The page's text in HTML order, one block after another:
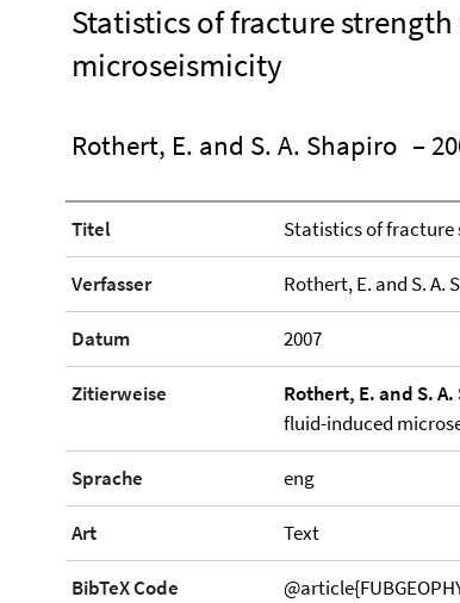
Statistics of fracture
microseismicity
Rothert, E. and S. A. Shapiro –
Titel Statistics of
Verfasser Rothert, E. and S. A.
Datum 2007
Zitierweise Rothert, E. and S.
fluid-induced
Sprache eng
Art Text
BibTeX Code